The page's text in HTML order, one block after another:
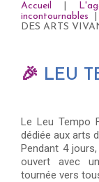
Accueil
incontournables |
DES ARTS
🎉 LEU
Le Leu Tempo
dédiée aux arts
Pendant 4
ouvert avec
tournée vers